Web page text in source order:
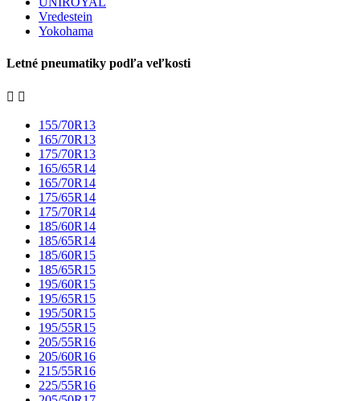
Vredestein
Yokohama
Letné pneumatiky podľa veľkosti
 
155/70R13
165/70R13
175/70R13
165/65R14
165/70R14
175/65R14
175/70R14
185/60R14
185/65R14
185/60R15
185/65R15
195/60R15
195/65R15
195/50R15
195/55R15
205/55R16
205/60R16
215/55R16
225/55R16